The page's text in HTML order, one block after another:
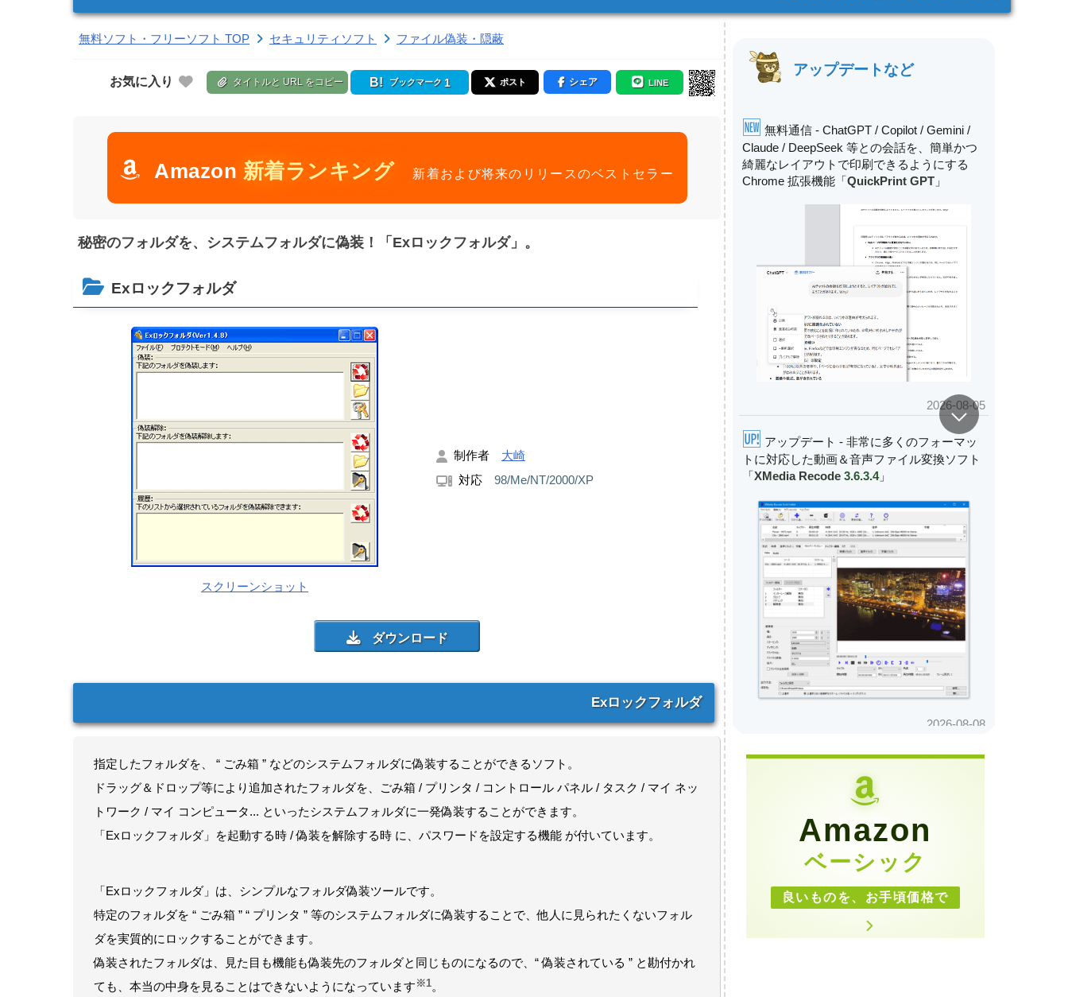
無料ソフト・フリーソフト TOP セキュリティソフト ファイル偽装・隠蔽
お気に入り タイトルと URL をコピー ブックマーク 1 ポスト シェア LINE
Amazon 新着ランキング 新着および将来のリリースのベストセラー
秘密のフォルダを、システムフォルダに偽装！「Exロックフォルダ」。
Exロックフォルダ
スクリーンショット
制作者 大崎
対応 98/Me/NT/2000/XP
Exロックフォルダ
指定したフォルダを、 “ ごみ箱 ” などのシステムフォルダに偽装することができるソフト。
ドラッグ＆ドロップ等により追加されたフォルダを、ごみ箱 / プリンタ / コントロール パネル / タスク / マイ ネッ
トワーク / マイ コンピュータ... といったシステムフォルダに一発偽装することができます。
「Exロックフォルダ」を起動する時 / 偽装を解除する時 に、パスワードを設定する機能 が付いています。
「Exロックフォルダ」は、シンプルなフォルダ偽装ツールです。
特定のフォルダを “ ごみ箱 ” “ プリンタ ” 等のシステムフォルダに偽装することで、他人に見られたくないフォル
ダを実質的にロックすることができます。
偽装されたフォルダは、見た目も機能も偽装先のフォルダと同じものになるので、“ 偽装されている ” と勘付かれ
ても、本当の中身を見ることはできないようになっています ※1。
アップデートなど
Amazon
ベーシック
良いものを、お手頃価格で